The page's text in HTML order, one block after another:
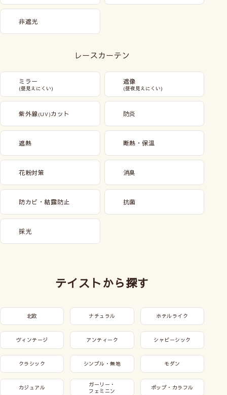
非遮光
レースカーテン
ミラー
(昼見えにくい)
遮像
(昼夜見えにくい)
紫外線(UV)カット 防炎
遮熱 断熱・保温
花粉対策 消臭
防カビ・結露防止 抗菌
採光
テイストから探す
北欧 ナチュラル ホテルライク
ヴィンテージ アンティーク シャビーシック
クラシック シンプル・無地 モダン
カジュアル
ガーリー・
フェミニン
ポップ・カラフル